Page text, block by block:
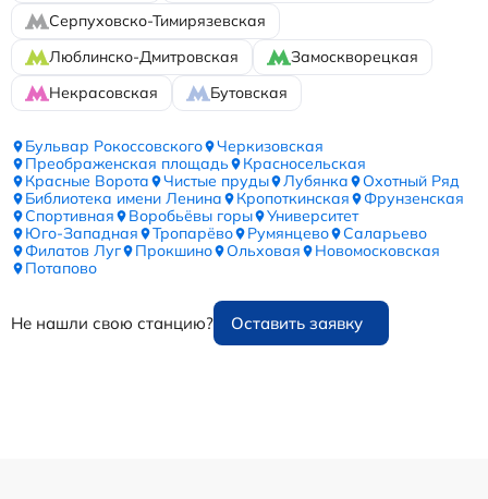
Серпуховско-Тимирязевская
Люблинско-Дмитровская
Замоскворецкая
Некрасовская
Бутовская
Бульвар Рокоссовского
Черкизовская
Преображенская площадь
Красносельская
Красные Ворота
Чистые пруды Лубянка
Охотный Ряд
Библиотека имени Ленина
Кропоткинская
Фрунзенская
Спортивная
Воробьёвы горы
Университет
Юго-Западная
Тропарёво Румянцево
Саларьево
Филатов Луг
Прокшино Ольховая
Новомосковская
Потапово
Не нашли свою станцию? Оставить заявку